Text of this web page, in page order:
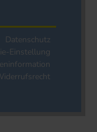
Datenschutz
Einstellung